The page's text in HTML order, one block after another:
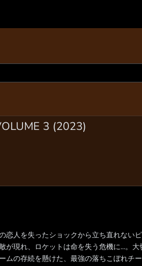
3 (2023)
恋人を失ったショックから立ち直れない
が現れ、ロケットは命を失う危機に...。
ムの存続を懸けた、最強の落ちこぼれチ